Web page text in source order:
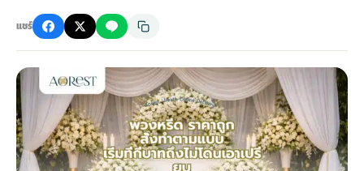
จัดดอกไม้หน้าศพ
ดอกไม้หน้าหีบ
ดอกไม้หน้างานศพ
สั่งพวงหรีด
ร้านพวงหรีด
ดอกไม้พวงหรีด
มรุสีขาว
ไม้หน้าเมรุ
กไม้หน้าเมรุ
ไม้งานแต่ง ราคาถูก
ไม้งานแต่ง กรุงเทพ
อกไม้งานแต่ง
พวงหรีดพัดลม ราคาถูก
พวงหรีดพัดลม กรุงเทพ
พวงหรีดพัดลม ส่งด่วน
รับจัดงานศพ ครบวงจร
รับจัดงานศพ กรุงเทพ
แพ็คเกจจัดงานศพ
แชร์